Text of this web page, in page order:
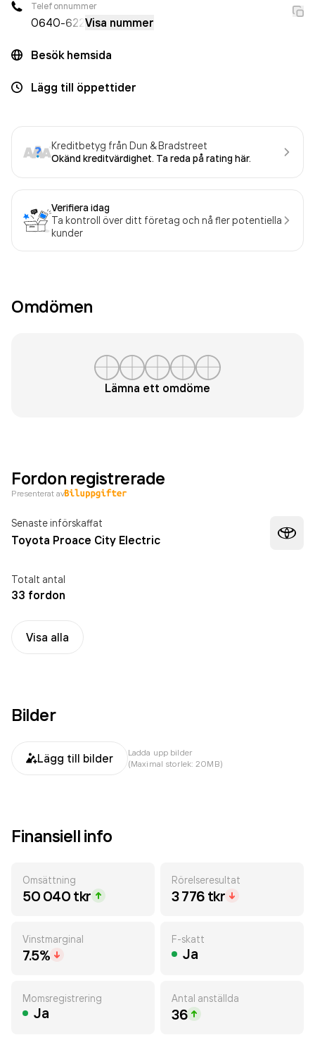
Telefonnummer
0640-622Visa nummer
Besök hemsida
Lägg till öppettider
Kreditbetyg från Dun & Bradstreet
Okänd kreditvärdighet. Ta reda på rating här.
Verifiera idag
Ta kontroll över ditt företag och nå fler potentiella
kunder
Omdömen
Lämna ett omdöme
Fordon registrerade
Presenterat av
Senaste införskaffat
Toyota Proace City Electric
Totalt antal
33 fordon
Visa alla
Bilder
Lägg till bilder
Ladda upp bilder
(Maximal storlek: 20MB)
Finansiell info
Omsättning
50 040 tkr
Rörelseresultat
3 776 tkr
Vinstmarginal
7.5%
F-skatt
Ja
Momsregistrering
Ja
Antal anställda
36